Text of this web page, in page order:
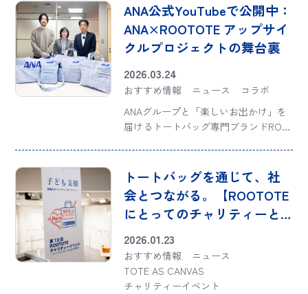
ANA公式YouTubeで公開中：
ANA×ROOTOTE アップサイ
クルプロジェクトの舞台裏
2026.03.24
おすすめ情報 ニュース
コラボ
ANAグループと「楽しいお出かけ」を
届けるトートバッグ専門ブランドROO
ェクトに取り組んでいます。お客様の
安全を願い日々業務に励む整備士の
方々の […]
トートバッグを通じて、社
会とつながる。【ROOTOTE
にとってのチャリティーと
は：前編 】
2026.01.23
おすすめ情報
ニュース
TOTE AS CANVAS
チャリティーイベント